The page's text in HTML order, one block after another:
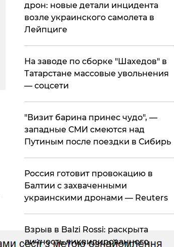
дрон: новые детали инцидента
возле украинского самолета в
Лейпциге
На заводе по сборке "Шахедов" в
Татарстане массовые увольнения
— соцсети
"Визит барина принес чудо", —
западные СМИ смеются над
Путиным после поездки в Сибирь
​Россия готовит провокацию в
Балтии с захваченными
украинскими дронами — Reuters
​Взрыв в Balzi Rossi: раскрыта
личность ликвидированного